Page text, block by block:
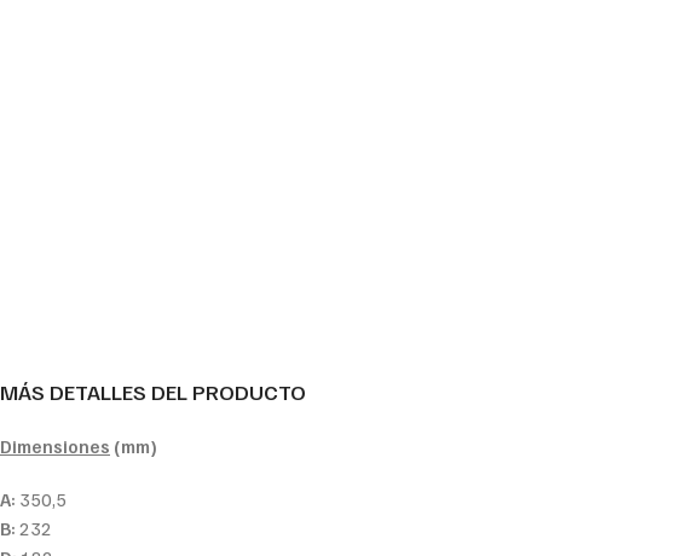
MÁS DETALLES DEL PRODUCTO
Dimensiones (mm)
A: 350,5
B: 232